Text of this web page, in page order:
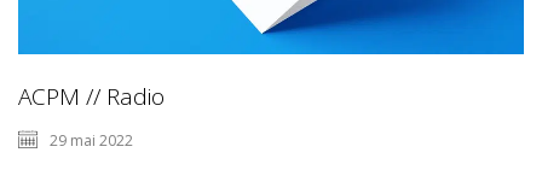
ACPM // Radio
29 mai 2022